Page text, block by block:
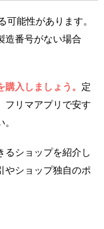
可能性があります。
造番号がない場合
入しましょう。 定
フリマアプリで安す
るショップを紹介し
やショップ独自のポ